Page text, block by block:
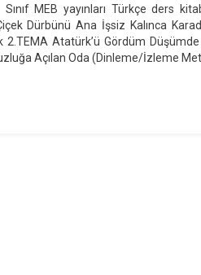
MEB yayınları Türkçe ders
Dürbünü Ana İşsiz Kalınca
Atatürk’ü Gördüm
Açılan Oda (Dinleme/İzleme